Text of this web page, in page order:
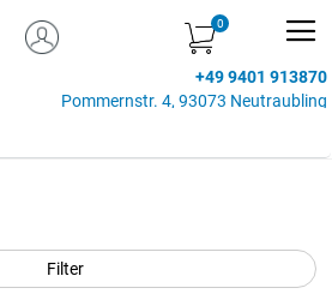
MEIN KONTO
+49 9401 913870
Pommernstr. 4, 93073 Neutraubling
Filter